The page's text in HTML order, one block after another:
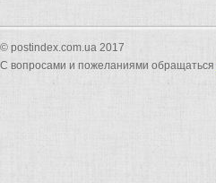
© postindex.com.ua 2017
С вопросами и пожеланиями обращаться